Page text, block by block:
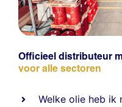
Officieel distributeur
voor alle sectoren
Welke olie heb ik